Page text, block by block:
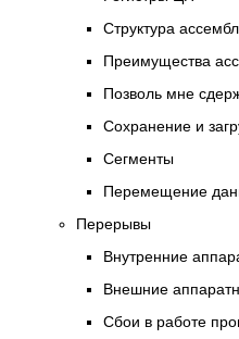
Структура
Преимущества
Позволь мне
Сохранение и
Сегменты
Перемещение
Перерывы
Внутренние
Внешние
Сбои в работе